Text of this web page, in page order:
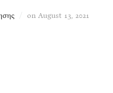
on Posted
August 13, 2021